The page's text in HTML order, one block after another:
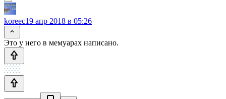
koreec19 апр 2018 в 05:26
Это у него в мемуарах написано.